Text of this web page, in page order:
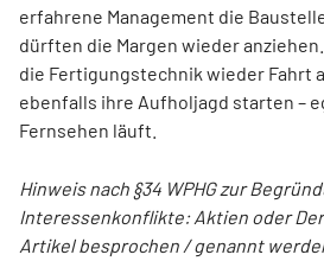
erfahrene Management die
dürften die Margen wieder
die Fertigungstechnik wieder Fahrt
ebenfalls ihre Aufholjagd starten –
Fernsehen läuft.
Hinweis nach §34 WPHG zur
Interessenkonflikte: Aktien oder
Artikel besprochen / genannt